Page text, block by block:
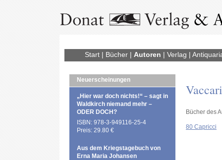
Start| Bücher| Autoren | Verlag |
Neuerscheinungen
„Hier war doch nichts!“ – sagt in
Waldkirch niemand mehr –
ODER DOCH?
ISBN: 978-3-949116-25-4
Preis: 29.80 €
Aus dem Kriegstagebuch von
Erna Maria Johansen
Bücher des
80 Capricci